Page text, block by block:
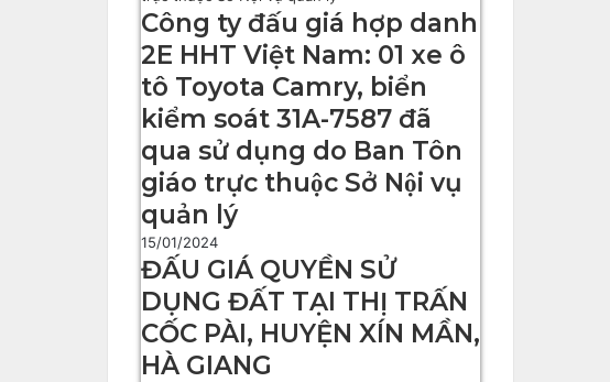
Công ty đấu giá hợp danh
2E HHT Việt Nam: 01 xe ô
tô Toyota Camry, biển
kiểm soát 31A-7587 đã
qua sử dụng do Ban Tôn
giáo trực thuộc Sở Nội vụ
quản lý
15/01/2024
ĐẤU GIÁ QUYỀN SỬ
DỤNG ĐẤT TẠI THỊ TRẤN
CỐC PÀI, HUYỆN XÍN MẦN,
HÀ GIANG